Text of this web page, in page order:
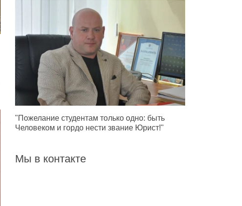
"Пожелание студентам только одно: быть
Человеком и гордо нести звание Юрист!"
Мы в контакте